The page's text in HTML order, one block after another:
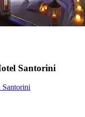
Santorini